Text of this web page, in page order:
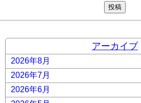
アーカイブ
2026年8月
2026年7月
2026年6月